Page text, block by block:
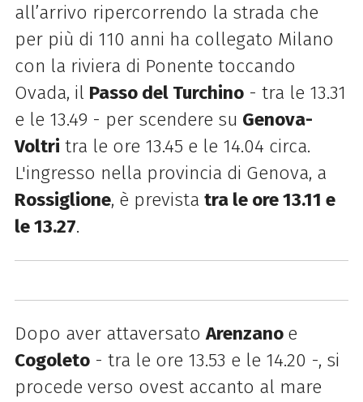
all’arrivo ripercorrendo la strada che
per più di 110 anni ha collegato Milano
con la riviera di Ponente toccando
Ovada, il Passo del Turchino- tra le 13.31
e le 13.49 - per scendere su Genova-
Voltri tra le ore 13.45 e le 14.04 circa.
L'ingresso nella provincia di Genova, a
Rossiglione, è prevista tra le ore 13.11 e
le 13.27.
Dopo aver attaversatoArenzano e
Cogoleto- tra le ore 13.53 e le 14.20 -, si
procede verso ovest accanto al mare